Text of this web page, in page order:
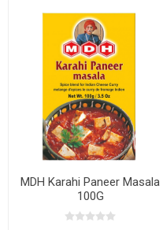
MDH Karahi Paneer Masala
100G